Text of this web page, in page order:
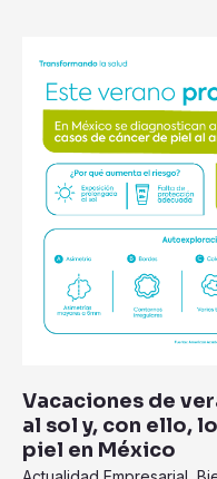
Vacaciones de
al sol y, con ello,
piel en México
Actualidad Empresarial
de
verano
elevan
exposición
cáncer
de
piel
en